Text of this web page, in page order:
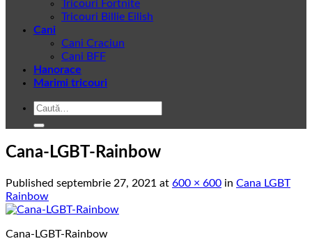
Tricouri Fortnite
Tricouri Billie Eilish
Cani
Cani Craciun
Cani BFF
Hanorace
Marimi tricouri
Caută
Cana-LGBT-Rainbow
Published septembrie 27, 2021 at 600 × 600 in Cana LGBT
Rainbow
Cana-LGBT-Rainbow